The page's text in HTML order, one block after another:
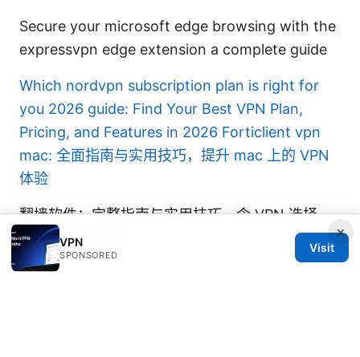
Secure your microsoft edge browsing with the
expressvpn edge extension a complete guide
Which nordvpn subscription plan is right for
you 2026 guide: Find Your Best VPN Plan,
Pricing, and Features in 2026 Forticlient vpn
mac: 全面指南与实用技巧，提升 mac 上的 VPN
体验
翻墙软件：完整指南与实用技巧，含 VPN 选择、
安装与常见问题
×
VPN
SPONSORED
Visit